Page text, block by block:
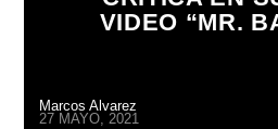
VIDEO “MR.
Marcos Alvarez
27 MAYO, 2021